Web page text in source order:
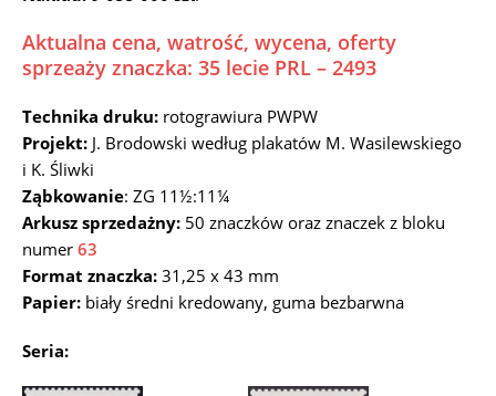
Aktualna cena, watrość, wycena, oferty
sprzeaży znaczka: 35 lecie PRL – 2493
Technika druku: rotograwiura PWPW
Projekt: J. Brodowski według plakatów M. Wasilewskiego
i K. Śliwki
Ząbkowanie: ZG 11½:11¼
Arkusz sprzedażny: 50 znaczków oraz znaczek z bloku
numer 63
Format znaczka: 31,25 x 43 mm
Papier: biały średni kredowany, guma bezbarwna
Seria: